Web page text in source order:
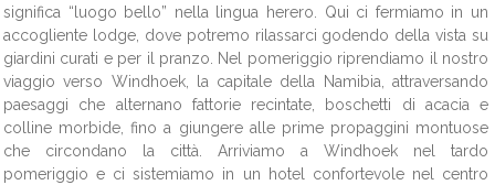
significa “luogo bello” nella lingua herero. Qui ci fermiamo in un
accogliente lodge, dove potremo rilassarci godendo della vista su
giardini curati e per il pranzo. Nel pomeriggio riprendiamo il nostro
viaggio verso Windhoek, la capitale della Namibia, attraversando
paesaggi che alternano fattorie recintate, boschetti di acacia e
colline morbide, fino a giungere alle prime propaggini montuose
che circondano la città. Arriviamo a Windhoek nel tardo
pomeriggio e ci sistemiamo in un hotel confortevole nel centro